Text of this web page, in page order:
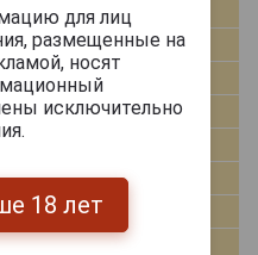
Австрия
0.75 л
12.5%
2018
Красное сухое
Блауфранкиш
Burgenland
для лиц
размещенные на
носят
исключительно
18 лет